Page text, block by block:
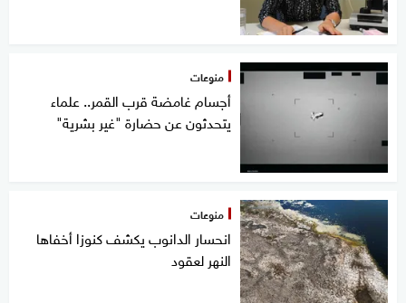
منوعات
أجسام غامضة قرب القمر.. علماء
يتحدثون عن حضارة "غير بشرية"
منوعات
انحسار الدانوب يكشف كنوزا أخفاها
النهر لعقود